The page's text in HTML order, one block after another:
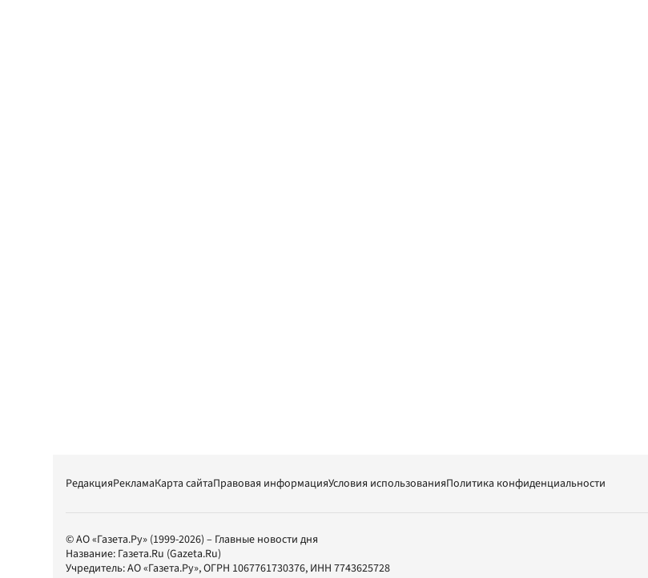
РедакцияРекламаКарта сайтаПравовая информацияУсловия использованияПолитика конфиденциальности
© АО «Газета.Ру» (1999-2026) – Главные новости дня
Название: Газета.Ru (Gazeta.Ru)
Учредитель:АО «Газета.Ру», ОГРН 1067761730376, ИНН 7743625728